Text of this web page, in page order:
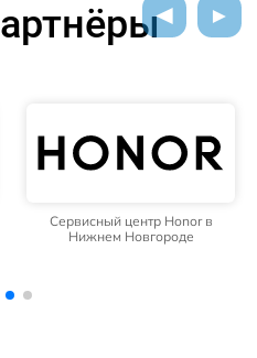
Сервисный центр Honor в
Нижнем Новгороде